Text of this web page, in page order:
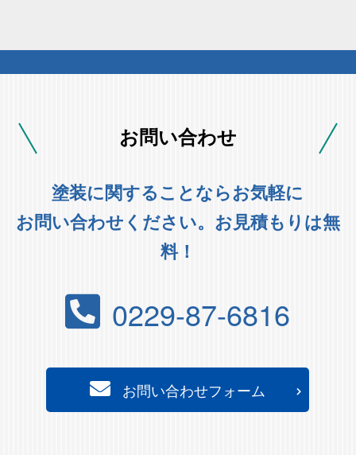
お問い合わせ
塗装に関することならお気軽に
お問い合わせください。お見積もりは無
料！
0229-87-6816
お問い合わせフォーム